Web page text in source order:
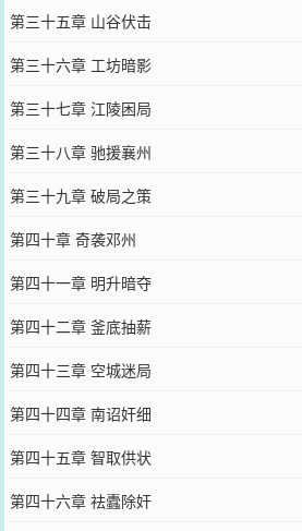
第三十五章 山谷伏击
第三十六章 工坊暗影
第三十七章 江陵困局
第三十八章 驰援襄州
第三十九章 破局之策
第四十章 奇袭邓州
第四十一章 明升暗夺
第四十二章 釜底抽薪
第四十三章 空城迷局
第四十四章 南诏奸细
第四十五章 智取供状
第四十六章 祛蠹除奸